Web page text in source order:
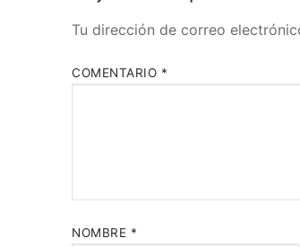
Tu dirección de correo
COMENTARIO*
NOMBRE*